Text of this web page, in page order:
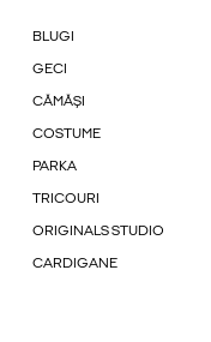
BLUGI
GECI
CĂMĂȘI
COSTUME
PARKA
TRICOURI
ORIGINALS STUDIO
CARDIGANE